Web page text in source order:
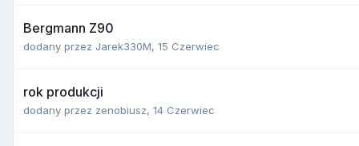
Bergmann Z90
dodany przez Jarek330M, 15 Czerwiec
rok produkcji
dodany przez zenobiusz, 14 Czerwiec